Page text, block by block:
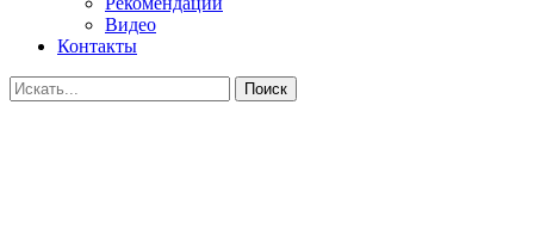
Видео
Контакты
Поиск